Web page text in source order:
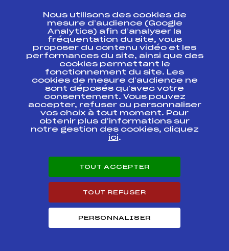
FRANCE MASS
START DE SKI DE
FOND D'ETE
FFS
ONAM0031.FFS
CHAMPIONNATS DE
FRANCE DE SPRINT
DE SKI DE FOND
D'ETE
FMBM0184
3e Derby des
Mouilles
FFS
FMBM0185
3e Derby des
Mouilles
FFS
CHAMPIONNATS DE
FNAM0131.FFS
FINALE
CHAMPIONNATS DE
FRANCE U16
FFS
Nous utilisons des cookies de
mesure d’audience (Google
Analytics) afin d’analyser la
fréquentation du site, vous
proposer du contenu vidéo et les
performances du site, ainsi que des
cookies permettant le
fonctionnement du site. Les
cookies de mesure d’audience ne
sont déposés qu’avec votre
consentement. Vous pouvez
accepter, refuser ou personnaliser
vos choix à tout moment. Pour
obtenir plus d'informations sur
notre gestion des cookies, cliquez
ici.
TOUT ACCEPTER
TOUT REFUSER
PERSONNALISER